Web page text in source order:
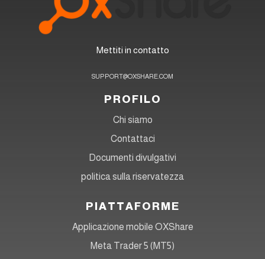
Mettiti in contatto
SUPPORT@OXSHARE.COM
PROFILO
Chi siamo
Contattaci
Documenti divulgativi
politica sulla riservatezza
PIATTAFORME
Applicazione mobile OXShare
Meta Trader 5 (MT5)